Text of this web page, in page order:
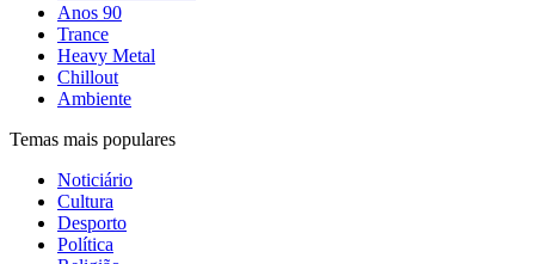
Anos 90
Trance
Heavy Metal
Chillout
Ambiente
Temas mais populares
Noticiário
Cultura
Desporto
Política